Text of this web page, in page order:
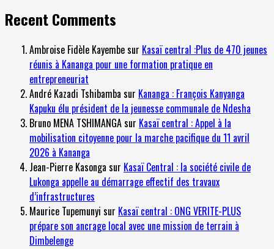
Recent Comments
Ambroise Fidèle Kayembesur Kasaï central :Plus de 470 jeunes
réunis à Kananga pour une formation pratique en
entrepreneuriat
André Kazadi Tshibamba sur Kananga : François Kanyanga
Kapuku élu président de la jeunesse communale de Ndesha
Bruno MENA TSHIMANGAsur Kasaï central : Appel à la
mobilisation citoyenne pour la marche pacifique du 11 avril
2026 à Kananga
Jean-Pierre Kasonga sur Kasaï Central : la société civile de
Lukonga appelle au démarrage effectif des travaux
d’infrastructures
Maurice Tupemunyi sur Kasaï central : ONG VERITE-PLUS
prépare son ancrage local avec une mission de terrain à
Dimbelenge